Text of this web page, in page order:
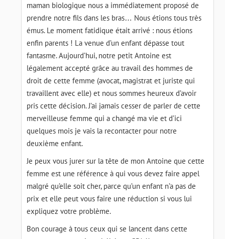
maman biologique nous a immédiatement proposé de
prendre notre fils dans les bras… Nous étions tous très
émus. Le moment fatidique était arrivé : nous étions
enfin parents ! La venue d’un enfant dépasse tout
fantasme. Aujourd’hui, notre petit Antoine est
légalement accepté grâce au travail des hommes de
droit de cette femme (avocat, magistrat et juriste qui
travaillent avec elle) et nous sommes heureux d’avoir
pris cette décision. J’ai jamais cesser de parler de cette
merveilleuse femme qui a changé ma vie et d’ici
quelques mois je vais la recontacter pour notre
deuxième enfant.
Je peux vous jurer sur la tête de mon Antoine que cette
femme est une référence à qui vous devez faire appel
malgré qu’elle soit cher, parce qu’un enfant n’a pas de
prix et elle peut vous faire une réduction si vous lui
expliquez votre problème.
Bon courage à tous ceux qui se lancent dans cette